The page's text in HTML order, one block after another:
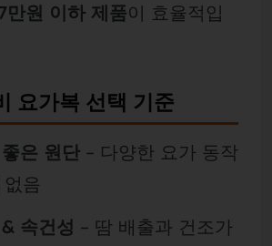
만원 이하 제품이 효율적입
요가복 선택 기준
은 원단– 다양한 요가 동작
음
속건성 – 땀 배출과 건조가